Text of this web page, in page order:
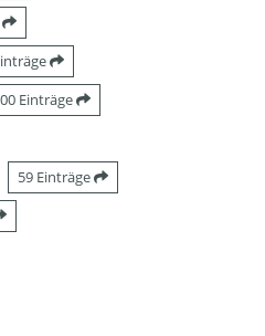
Einträge
59 Einträge